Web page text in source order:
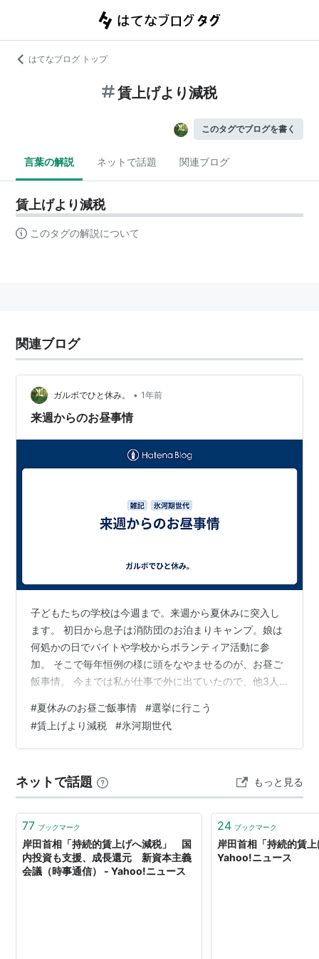
はてなブログ トップ
賃上げより減税
このタグでブログを書く
言葉の解説 ネットで話題 関連ブログ
賃上げより減税
このタグの解説について
関連ブログ
ガルボでひと休み。 • 1年前
来週からのお昼事情
子どもたちの学校は今週まで。来週から夏休みに突入し
ます。 初日から息子は消防団のお泊まりキャンプ。娘は
何処かの日でバイトや学校からボランティア活動に参
加。 そこで毎年恒例の様に頭をなやませるのが、お昼ご
飯事情。 今までは私が仕事で外に出ていたので、他3人
宅勤務なので、普段は私と夫は乾麺のお蕎麦を茹でて、
刻みネギやすり胡麻、七味など好みの薬味を添えて食べ
ています。毎日食べても飽きません。 そして子どもたち
局分けるしかない。具材はというと、市販のかけるタイ
プだったり、冷蔵庫にあるものを適当に。。。…
#夏休みのお昼ご飯事情 #選挙に行こう
#賃上げより減税 #氷河期世代
ネットで話題 もっと見る
77 ブックマーク
岸田首相「持続的賃上げへ減税」 国
内投資も支援、成長還元 新資本主義
会議（時事通信） - Yahoo!ニュース
24 ブックマーク
岸田首相「持続的賃
Yahoo!ニュース